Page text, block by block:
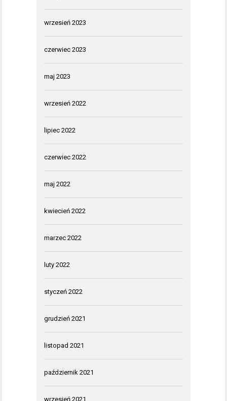
wrzesień 2023
czerwiec 2023
maj 2023
wrzesień 2022
lipiec 2022
czerwiec 2022
maj 2022
kwiecień 2022
marzec 2022
luty 2022
styczeń 2022
grudzień 2021
listopad 2021
październik 2021
wrzesień 2021